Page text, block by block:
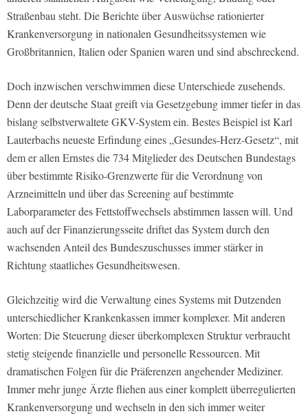
Straßenbau steht. Die Berichte über Auswüchse rationierter
Krankenversorgung in nationalen Gesundheitssystemen wie
Großbritannien, Italien oder Spanien waren und sind abschreckend.
Doch inzwischen verschwimmen diese Unterschiede zusehends.
Denn der deutsche Staat greift via Gesetzgebung immer tiefer in das
bislang selbstverwaltete GKV-System ein. Bestes Beispiel ist Karl
Lauterbachs neueste Erfindung eines „Gesundes-Herz-Gesetz“, mit
dem er allen Ernstes die 734 Mitglieder des Deutschen Bundestags
über bestimmte Risiko-Grenzwerte für die Verordnung von
Arzneimitteln und über das Screening auf bestimmte
Laborparameter des Fettstoffwechsels abstimmen lassen will. Und
auch auf der Finanzierungsseite driftet das System durch den
wachsenden Anteil des Bundeszuschusses immer stärker in
Richtung staatliches Gesundheitswesen.
Gleichzeitig wird die Verwaltung eines Systems mit Dutzenden
unterschiedlicher Krankenkassen immer komplexer. Mit anderen
Worten: Die Steuerung dieser überkomplexen Struktur verbraucht
stetig steigende finanzielle und personelle Ressourcen. Mit
dramatischen Folgen für die Präferenzen angehender Mediziner.
Immer mehr junge Ärzte fliehen aus einer komplett überregulierten
Krankenversorgung und wechseln in den sich immer weiter